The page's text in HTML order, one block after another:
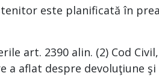
este planificată în
art. 2390 alin. (2) Cod
a aflat despre devoluţiune